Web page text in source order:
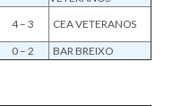
4 – 3
CEA VETERANOS
0 – 2 BAR BREIXO